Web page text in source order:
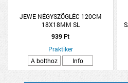
JEWE NÉGYSZÖGLÉC 120CM
18X18MM SL
939 Ft
Praktiker
A bolthoz
Info